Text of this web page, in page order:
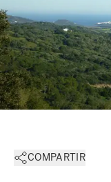
COMPARTIR